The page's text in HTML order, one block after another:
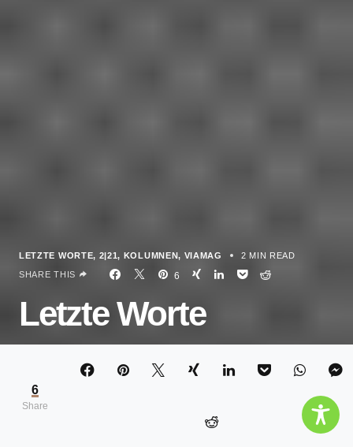
LETZTE WORTE 2|21 KOLUMNEN VIAMAG 2 MIN READ
6
SHARE THIS
Letzte Worte
SABRINA STEINER
6
Share